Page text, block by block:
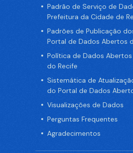
Padrão de Serviço de
Prefeitura da Cidade de
Padrões de Publicação
Portal de Dados Abertos
Política de Dados
do Recife
Sistemática de
do Portal de Dados
Visualizações de Dados
Perguntas Frequentes
Agradecimentos